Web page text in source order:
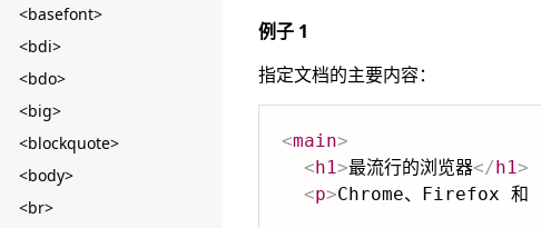
<basefont>
<bdi>
<bdo>
<big>
<blockquote>
<body>
<br>
例子 1
指定文档的主要内容：
<main>
<h1>最流行的浏览器</h1>
<p>Chrome、Firefox 和